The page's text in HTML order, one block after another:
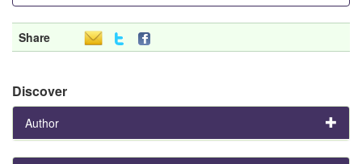
Share
Discover
Author